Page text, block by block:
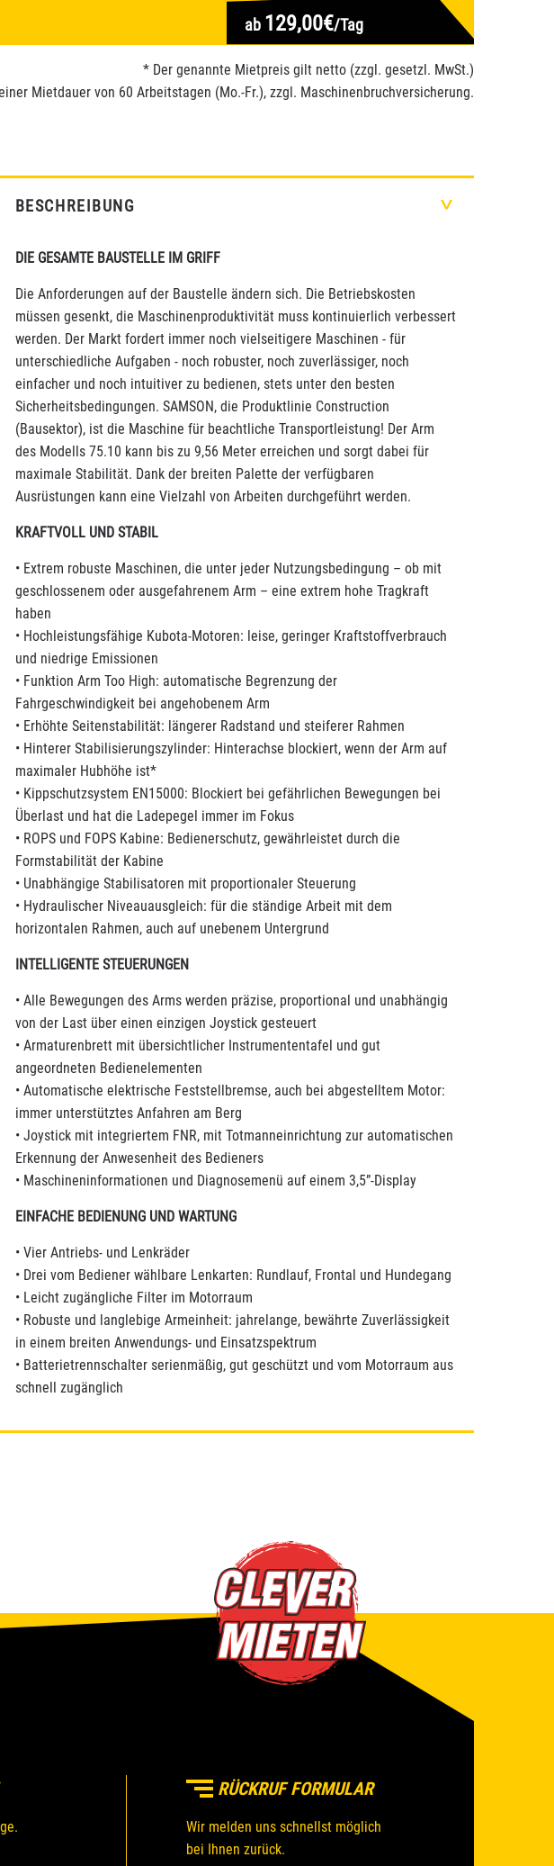
ab 129,00€/Tag
* Der genannte Mietpreis gilt netto (zzgl. gesetzl. MwSt.)
Mietdauer von 60 Arbeitstagen (Mo.-Fr.), zzgl. Maschinenbruchversicherung.
BESCHREIBUNG >
DIE GESAMTE BAUSTELLE IM GRIFF
Die Anforderungen auf der Baustelle ändern sich. Die Betriebskosten
müssen gesenkt, die Maschinenproduktivität muss kontinuierlich verbessert
werden. Der Markt fordert immer noch vielseitigere Maschinen - für
unterschiedliche Aufgaben - noch robuster, noch zuverlässiger, noch
einfacher und noch intuitiver zu bedienen, stets unter den besten
Sicherheitsbedingungen. SAMSON, die Produktlinie Construction
(Bausektor), ist die Maschine für beachtliche Transportleistung! Der Arm
des Modells 75.10 kann bis zu 9,56 Meter erreichen und sorgt dabei für
maximale Stabilität. Dank der breiten Palette der verfügbaren
Ausrüstungen kann eine Vielzahl von Arbeiten durchgeführt werden.
KRAFTVOLL UND STABIL
• Extrem robuste Maschinen, die unter jeder Nutzungsbedingung – ob mit
geschlossenem oder ausgefahrenem Arm – eine extrem hohe Tragkraft
haben
• Hochleistungsfähige Kubota-Motoren: leise, geringer Kraftstoffverbrauch
und niedrige Emissionen
• Funktion Arm Too High: automatische Begrenzung der
Fahrgeschwindigkeit bei angehobenem Arm
• Erhöhte Seitenstabilität: längerer Radstand und steiferer Rahmen
• Hinterer Stabilisierungszylinder: Hinterachse blockiert, wenn der Arm auf
maximaler Hubhöhe ist*
• Kippschutzsystem EN15000: Blockiert bei gefährlichen Bewegungen bei
Überlast und hat die Ladepegel immer im Fokus
• ROPS und FOPS Kabine: Bedienerschutz, gewährleistet durch die
Formstabilität der Kabine
• Unabhängige Stabilisatoren mit proportionaler Steuerung
• Hydraulischer Niveauausgleich: für die ständige Arbeit mit dem
horizontalen Rahmen, auch auf unebenem Untergrund
INTELLIGENTE STEUERUNGEN
• Alle Bewegungen des Arms werden präzise, proportional und unabhängig
von der Last über einen einzigen Joystick gesteuert
• Armaturenbrett mit übersichtlicher Instrumententafel und gut
angeordneten Bedienelementen
• Automatische elektrische Feststellbremse, auch bei abgestelltem Motor:
immer unterstütztes Anfahren am Berg
• Joystick mit integriertem FNR, mit Totmanneinrichtung zur automatischen
Erkennung der Anwesenheit des Bedieners
• Maschineninformationen und Diagnosemenü auf einem 3,5”-Display
EINFACHE BEDIENUNG UND WARTUNG
• Vier Antriebs- und Lenkräder
• Drei vom Bediener wählbare Lenkarten: Rundlauf, Frontal und Hundegang
• Leicht zugängliche Filter im Motorraum
• Robuste und langlebige Armeinheit: jahrelange, bewährte Zuverlässigkeit
in einem breiten Anwendungs- und Einsatzspektrum
• Batterietrennschalter serienmäßig, gut geschützt und vom Motorraum aus
schnell zugänglich
RÜCKRUF FORMULAR
Wir melden uns schnellst möglich
bei Ihnen zurück.